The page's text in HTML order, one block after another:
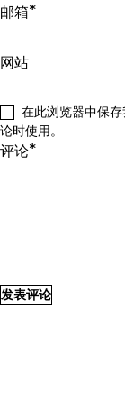
评论*
邮箱*
网站
在此浏览器中保
论时使用。